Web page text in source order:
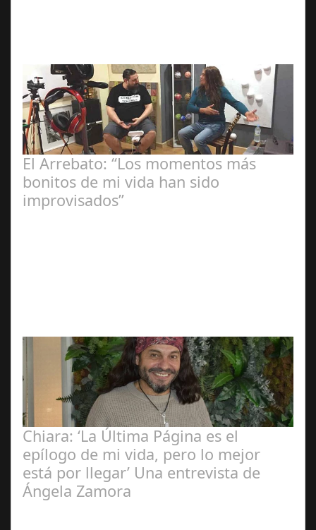
El Arrebato: “Los momentos más
bonitos de mi vida han sido
improvisados”
Chiara: ‘La Última Página es el
epílogo de mi vida, pero lo mejor
está por llegar’ Una entrevista de
Ángela Zamora